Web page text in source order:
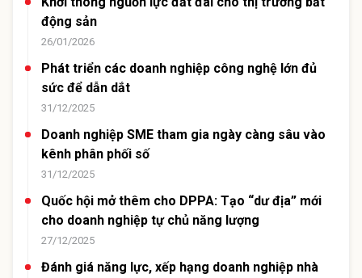
động sản
26/01/2026
Phát triển các doanh nghiệp công nghệ lớn đủ
sức để dẫn dắt
31/12/2025
Doanh nghiệp SME tham gia ngày càng sâu vào
kênh phân phối số
31/12/2025
Quốc hội mở thêm cho DPPA: Tạo “dư địa” mới
cho doanh nghiệp tự chủ năng lượng
27/12/2025
Đánh giá năng lực, xếp hạng doanh nghiệp nhà